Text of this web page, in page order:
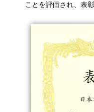
ことを評価され、表